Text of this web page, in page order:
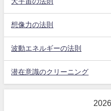
想像力の法則
波動エネルギーの法則
潜在意識のクリーニング